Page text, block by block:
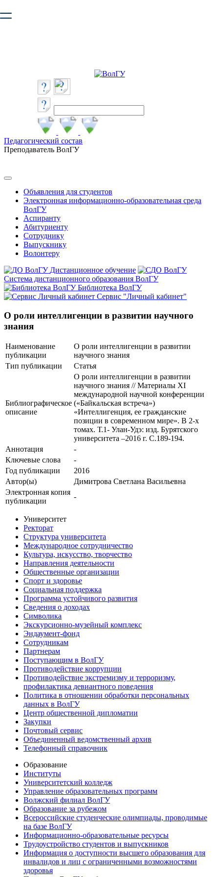
безопасную работу с сайтом. Пожалуйста
Педагогический состав
Преподаватель ВолГУ
Объявления для студентов
Электронная информационно-образовательная среда
ВолГУ
Аспиранту
Абитуриенту
Сотруднику
Выпускнику
Волонтеру
Дистанционное обучение
Система дистанционного образования ВолГУ
Библиотека ВолГУ
Сервис "Личный кабинет"
О роли интеллигенции в развитии научного
знания
Наименование
публикации
О роли интеллигенции в развитии
научного знания
Тип публикации
Статья
Библиографическое
описание
О роли интеллигенции в развитии
научного знания // Материалы XI
международной научной конференции
(«Байкальская встреча»)
«Интеллигенция, ее гражданские
позиции в современном мире». В 2-х
томах. Т.1- Улан-Удэ: изд. Бурятского
университета –2016 г. С.189-194.
Аннотация
-
Ключевые cлова
-
Год публикации
2016
Автор(ы)
Димитрова Светлана Васильевна
Электронная копия
публикации
-
Университет
Ректорат
Структура университета
Международное сотрудничество
Культура, искусство, творчество
Направления деятельности
Общественные организации
Спорт и здоровье
Социальная поддержка
Программа устойчивого развития
Сведения о доходах
Символика
Экскурсионно-музейный комплекс
Эндаумент-фонд
Сотрудникам
Партнерам
Поступающим в ВолГУ
Противодействие коррупции
Противодействие экстремизму и терроризму,
профилактика девиантного поведения
Политика в отношении обработки персональных
данных в ВолГУ
Центр общественной дипломатии
Закупки
Почтовый сервис
Объединенный ведомственный архив
Телефонный справочник
Образование
Институты
Университетский колледж
Управление образовательных программ
Волжский филиал ВолГУ
Образование за рубежом
Всероссийские студенческие олимпиады, проводимые
на базе ВолГУ
Информационно-образовательные ресурсы
Трудоустройство студентов и выпускников
Информация о доступности высшего образования для
инвалидов и лиц с ограниченными возможностями
здоровья